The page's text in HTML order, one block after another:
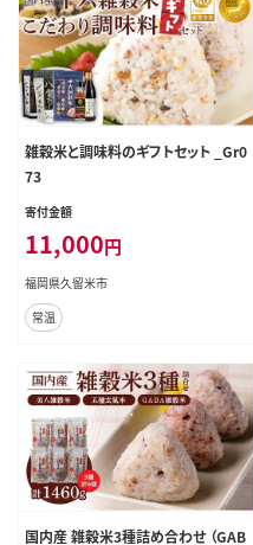
雑穀米と調味料のギフトセット _Gr0
73
寄付金額
11,000円
福岡県久留米市
常温
国内産 雑穀米3種詰め合わせ （GAB